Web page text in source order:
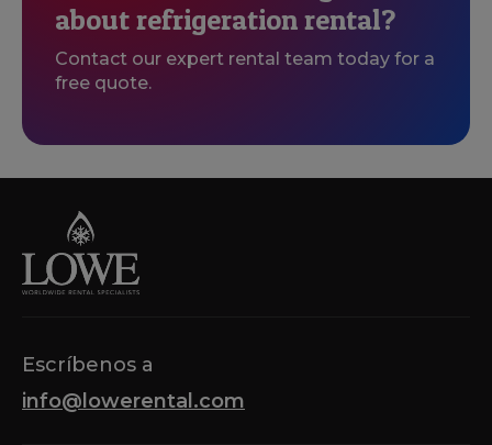
about refrigeration rental?
Contact our expert rental team today for a
free quote.
Escríbenos a
info@lowerental.com